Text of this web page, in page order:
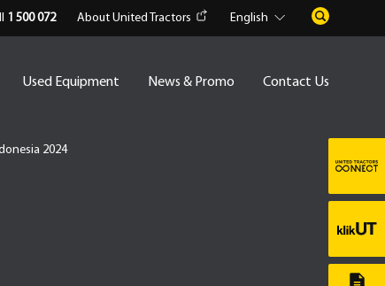
1 500 072 About United Tractors English
Used Equipment News & Promo Contact Us
2024